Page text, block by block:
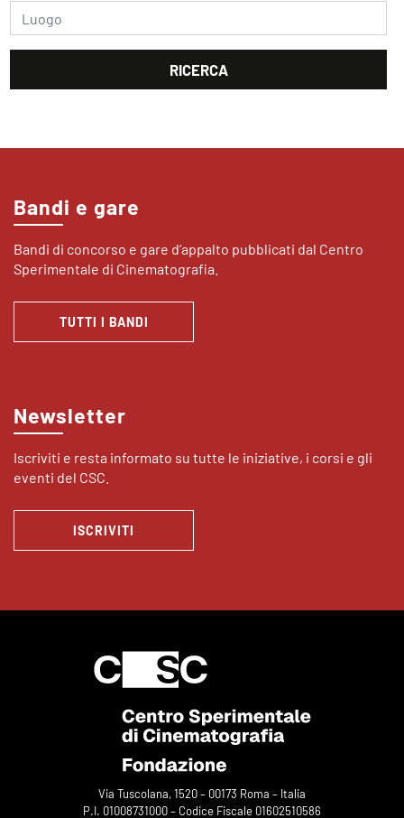
Bandi e gare
Bandi di concorso e gare d’appalto pubblicati dal Centro
Sperimentale di Cinematografia.
TUTTI I BANDI
Newsletter
Iscriviti e resta informato su tutte le iniziative, i corsi e gli
eventi del CSC.
ISCRIVITI
Via Tuscolana, 1520 – 00173 Roma – Italia
P.I. 01008731000 – Codice Fiscale 01602510586